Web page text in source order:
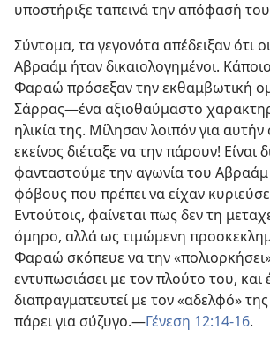
υποστήριξε ταπεινά την απόφασή
Σύντομα, τα γεγονότα απέδειξαν ότι
Αβραάμ ήταν δικαιολογημένοι.
Φαραώ πρόσεξαν την εκθαμβωτική
Σάρρας​—ένα αξιοθαύμαστο
ηλικία της. Μίλησαν λοιπόν για
εκείνος διέταξε να την πάρουν! Είναι
φανταστούμε την αγωνία του Αβραάμ
φόβους που πρέπει να είχαν
Εντούτοις, φαίνεται πως δεν τη
όμηρο, αλλά ως τιμώμενη
Φαραώ σκόπευε να την
εντυπωσιάσει με τον πλούτο του, και
διαπραγματευτεί με τον «αδελφό»
πάρει για σύζυγο.​—Γένεση 12:14-16.